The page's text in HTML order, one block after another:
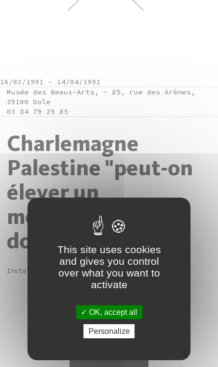
16/02/1991 - 14/04/1991
Musée des Beaux-Arts, - 85, rue des Arènes,
39100 Dole
03 84 79 25 85
Charlemagne
Palestine "peut-on
élever un
monument à la
douleur ?"
Installation in situ deThe God bear
This site uses cookies
and gives you control
over what you want to
activate
OK, accept all
Personalize